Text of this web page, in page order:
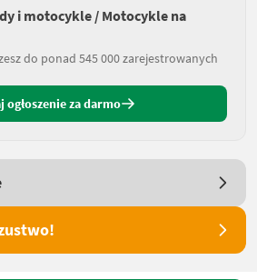
i motocykle / Motocykle na
do ponad 545 000 zarejestrowanych
ogłoszenie za darmo